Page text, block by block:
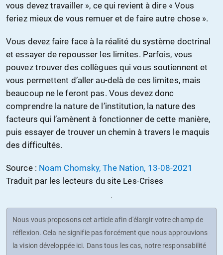
vous devez travailler », ce qui revient à dire « Vous
feriez mieux de vous remuer et de faire autre chose ».
Vous devez faire face à la réalité du système doctrinal
et essayer de repousser les limites. Parfois, vous
pouvez trouver des collègues qui vous soutiennent et
vous permettent d’aller au-delà de ces limites, mais
beaucoup ne le feront pas. Vous devez donc
comprendre la nature de l’institution, la nature des
facteurs qui l’amènent à fonctionner de cette manière,
puis essayer de trouver un chemin à travers le maquis
des difficultés.
Source : Noam Chomsky, The Nation, 13-08-2021
Traduit par les lecteurs du site Les-Crises
Nous vous proposons cet article afin d'élargir votre champ de
réflexion. Cela ne signifie pas forcément que nous approuvions
la vision développée ici. Dans tous les cas, notre responsabilité